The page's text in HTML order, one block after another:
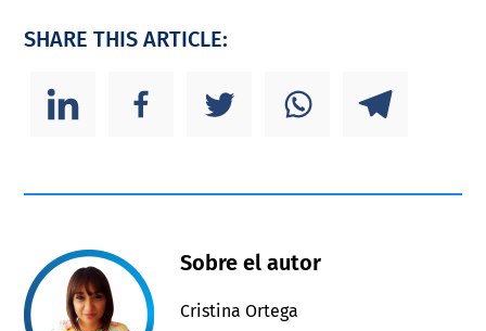
SHARE THIS ARTICLE:
Sobre el autor
Cristina Ortega